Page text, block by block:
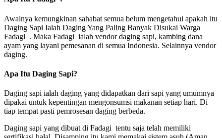
Awalnya kemungkinan sahabat semua belum mengetahui apakah itu
Daging Sapi Ialah Daging Yang Paling Banyak Disukai Warga
Fadagi . Maka Fadagi ialah vendor daging sapi, kambing dana
ayam yang layani pemesanan di semua Indonesia. Selainnya vendor
daging.
Apa Itu Daging Sapi?
Daging sapi ialah daging yang didapatkan dari sapi yang umumnya
dipakai untuk kepentingan mengonsumsi makanan setiap hari. Di
tiap tempat pasti pemrosesan daging berbeda.
Daging sapi yang dibuat di Fadagi tentu saja telah memiliki